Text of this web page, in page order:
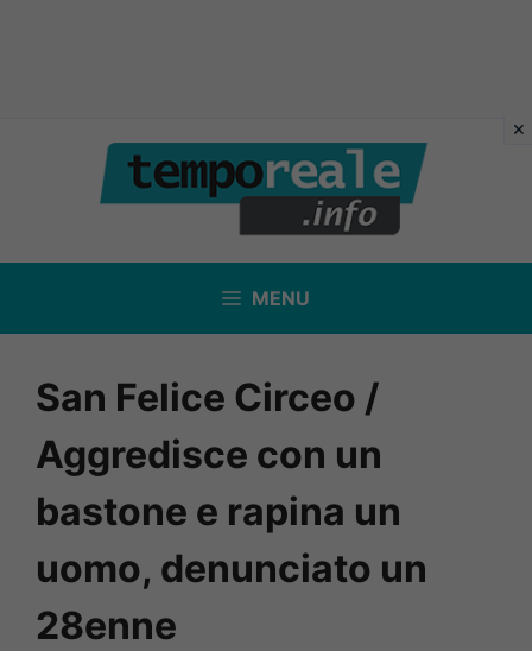
contenuto
MENU
San Felice Circeo /
Aggredisce con un
bastone e rapina un
uomo, denunciato un
28enne